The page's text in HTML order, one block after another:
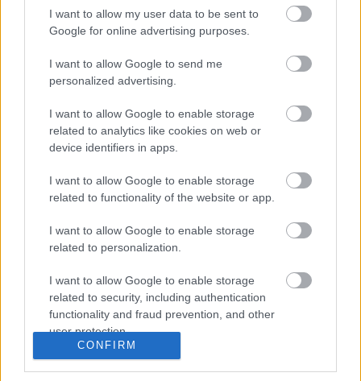
I want to allow my user data to be sent to
Google for online advertising purposes.
I want to allow Google to send me
personalized advertising.
I want to allow Google to enable storage
related to analytics like cookies on web or
device identifiers in apps.
I want to allow Google to enable storage
related to functionality of the website or app.
I want to allow Google to enable storage
related to personalization.
I want to allow Google to enable storage
related to security, including authentication
functionality and fraud prevention, and other
user protection.
CONFIRM
HIRDETÉS
A hőségben is védik a növényzetet
Pakson
másodfokúra csökken a riasztás
Parfümöt és élelmiszert rejtett a
táskájába két lány Szekszárdon